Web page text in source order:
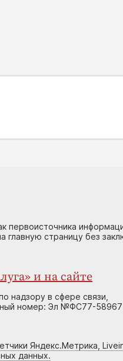
первоисточника
главную страницу без
и на сайте
надзору в сфере связи,
номер: Эл №ФС77-58967
Яндекс.Метрика,
данных.